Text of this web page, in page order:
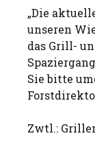
„Die
unseren
das Grill-
Sie bitte
Zwtl.: